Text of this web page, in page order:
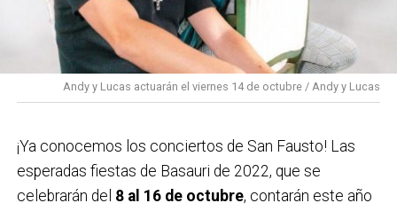
Recorrido: c/ Galicia, peatonales y Benta.
13:30 Futbolín humano en la calle Araba.
13:30 Concierto de LOS JAIMONES en la calle Virgen
de Begoña.
txikis en la lonja de Txanogorritxu ta otso maltzurra.
Entrega de 17:00 a 19:30
17:30 Fun Riders Freestyle Show en Bizkotxalde.
consumir en comercios de Basauri otorgado por
la cuadrilla Zoroak, organizadora del concurso.
Todos los carteles presentados en estas categorías
serán expuestos en la Casa de Cultura de Ibaigane
entre el 6 y el 20 de octubre.
Andy y Lucas actuarán el viernes 14 de octubre / Andy y Lucas
¡Ya conocemos los conciertos de San Fausto! Las
esperadas fiestas de Basauri de 2022, que se
celebrarán del 8 al 16 de octubre, contarán este año